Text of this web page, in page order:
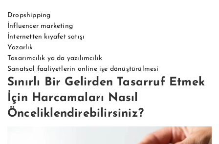
Dropshipping
İnfluencer marketing
İnternetten kıyafet satışı
Yazarlık
Tasarımcılık ya da yazılımcılık
Sanatsal faaliyetlerin online işe dönüştürülmesi
Sınırlı Bir Gelirden Tasarruf Etmek
İçin Harcamaları Nasıl
Önceliklendirebilirsiniz?